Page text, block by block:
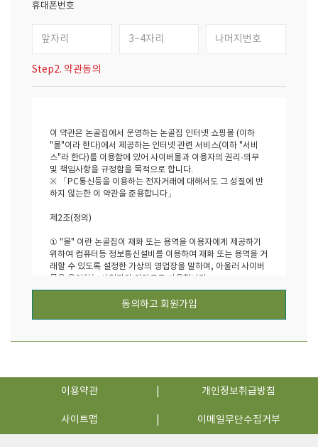
휴대폰번호
Step2. 약관동의
이 약관은 논골집에서 운영하는 논골집 인터넷 쇼핑몰 (이하
"몰"이라 한다)에서 제공하는 인터넷 관련 서비스(이하 "서비
스"라 한다)를 이용함에 있어 사이버몰과 이용자의 권리·의무
및 책임사항을 규정함을 목적으로 합니다.
※ 「PC통신등을 이용하는 전자거래에 대해서도 그 성질에 반
하지 않는한 이 약관을 준용합니다」
제2조(정의)
① "몰" 이란 논골집이 재화 또는 용역을 이용자에게 제공하기
위하여 컴퓨터등 정보통신설비를 이용하여 재화 또는 용역을 거
래할 수 있도록 설정한 가상의 영업장을 말하며, 아울러 사이버
몰을 운영하는 사업자의 의미로도 사용합니다.
② "이용자"란 "몰"에 접속하여 이 약관에 따라 "몰"이 제공하는
서비스를 받는 회원 및 비회원을 말합니다.
는 서비스를 계속적으로 이용할 수 있는 자를 말합니다.
제3조 (약관의 명시와 개정)
명, 사업자등록번호, 연락처(전화, 팩스, 전자우편 주소 등) 등
을 이용자가 알 수 있도록 논골집 인터넷 쇼핑몰의 초기 서비스
동의하고 회원가입
이용약관 개인정보취급방침
사이트맵 이메일무단수집거부